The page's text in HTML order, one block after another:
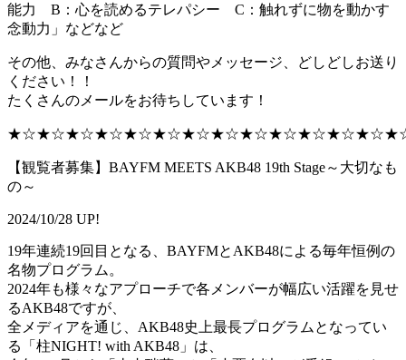
能力 B：心を読めるテレパシー C：触れずに物を動かす
念動力」などなど
その他、みなさんからの質問やメッセージ、どしどしお送り
ください！！
たくさんのメールをお待ちしています！
【観覧者募集】BAYFM MEETS AKB48 19th Stage～大切なも
の～
2024/10/28 UP!
19年連続19回目となる、BAYFMとAKB48による毎年恒例の
名物プログラム。
2024年も様々なアプローチで各メンバーが幅広い活躍を見せ
るAKB48ですが、
全メディアを通じ、AKB48史上最長プログラムとなってい
る「柱NIGHT! with AKB48」は、